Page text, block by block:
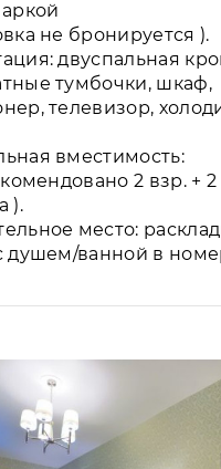
не бронируется ).
двуспальная
тумбочки, шкаф,
телевизор,
вместимость:
2 взр. + 2
).
место:
душем/ванной в